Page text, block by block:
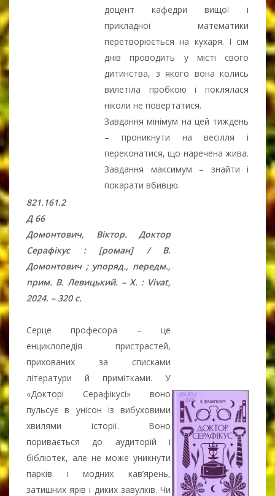
доцент кафедри вищої і
прикладної математики
перетворюється на кухаря. І сім
днів проводить у місті свого
дитинства, з якого вона колись
вилетіла пробкою і поклялася
ніколи не повертатися.
Завдання мінімум на цей тиждень
– проникнути на весілля і
переконатися, що наречена жива.
Завдання максимум – знайти і
покарати вбивцю.
821.161.2
Д 66
Домонтович, Віктор. Доктор
Серафікус : [роман] / В.
Домонтович ; упоряд., передм.,
прим. В. Левицький. – Х. : Vivat,
2024. – 320 с.
Серце професора – це
енциклопедія пристрастей,
прихованих за списками
літератури й примітками. У
«Докторі Серафікусі» воно
пульсує в унісон із вибуховими
хвилями історії. Воно
поривається до аудиторій і
бібліотек, але не може уникнути
парків і модних кав’ярень,
затишних ярів і диких завулків. Чи